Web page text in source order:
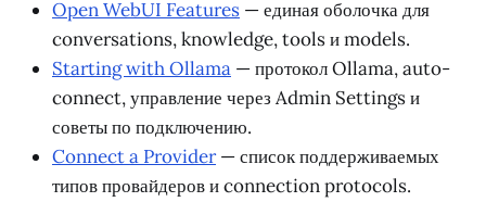
Open WebUI Features — единая оболочка для
conversations, knowledge, tools и models.
Starting with Ollama — протокол Ollama, auto-
connect, управление через Admin Settings и
советы по подключению.
Connect a Provider— список поддерживаемых
типов провайдеров и connection protocols.